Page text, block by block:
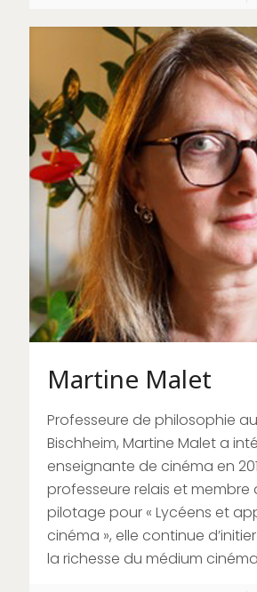
Martine Malet
Professeure de philosophie
Bischheim, Martine Malet a
enseignante de cinéma en
professeure relais et
pilotage pour « Lycéens et
cinéma », elle continue
la richesse du médium